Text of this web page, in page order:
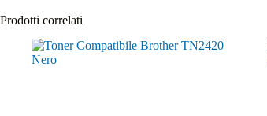
Prodotti correlati